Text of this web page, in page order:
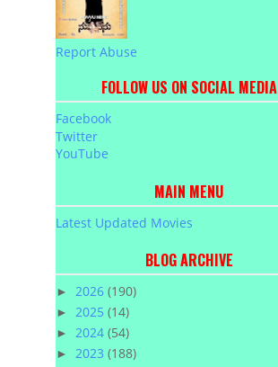
Report Abuse
FOLLOW US ON SOCIAL MEDIA
Facebook
Twitter
YouTube
MAIN MENU
Latest Updated Movies
BLOG ARCHIVE
► 2026 (190)
► 2025 (14)
► 2024 (54)
► 2023 (188)